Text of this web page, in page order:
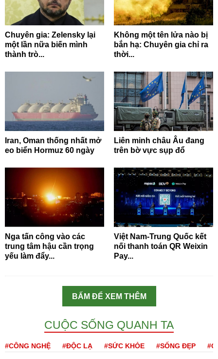
Chuyên gia: Zelensky lại
một lần nữa biến mình
thành trò...
Không một tên lửa nào bị
bắn hạ: Chuyên gia chỉ ra
thời...
Iran, Oman thống nhất mở
eo biển Hormuz 60 ngày
Liên minh châu Âu đang
trên bờ vực sụp đổ
Nga tấn công vào các
trung tâm hậu cần trọng
yếu làm đẩy...
Việt Nam-Trung Quốc kết
nối thanh toán QR Weixin
Pay...
BẤM ĐỂ XEM THÊM
CUỘC SỐNG QUANH TA
#CÔNG NGHỆ #ĐỘC LẠ #SỨC KHỎE #SỐNG ĐẸP